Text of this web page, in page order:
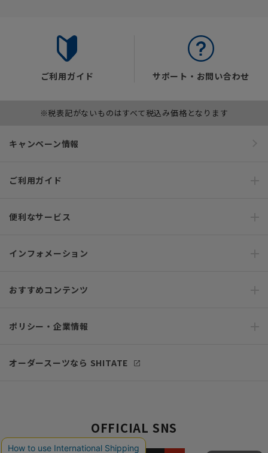
ご利用ガイド サポート・お問い合わせ
※税表記がないものはすべて税込み価格となります
キャンペーン情報
ご利用ガイド
便利なサービス
インフォメーション
おすすめコンテンツ
ポリシー・企業情報
オーダースーツなら SHITATE
OFFICIAL SNS